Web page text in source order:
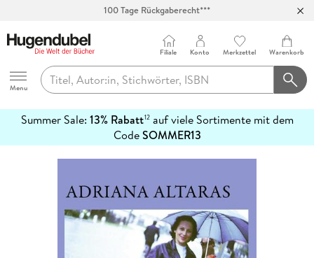
100 Tage Rückgaberecht***
Hugendubel
Menu
Filiale Konto Merkzettel Warenkorb
Summer Sale: 13% Rabatt12auf viele Sortimente mit dem
CodeSOMMER13
erfahren